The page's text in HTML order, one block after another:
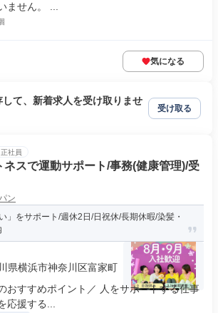
ません。 ...
気になる
して、新着求人を受け取りませ
受け取る
正社員
スで運動サポート/事務(健康管理)/受
ン
」をサポート/週休2日/日祝休/長期休暇/染髪・
県横浜市神奈川区富家町
おすすめポイント／ 人をサポートする仕事
援する...